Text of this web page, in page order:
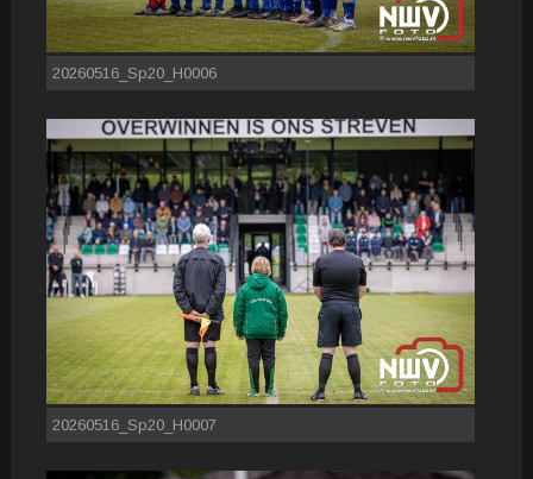
20260516_Sp20_H0006
20260516_Sp20_H0007